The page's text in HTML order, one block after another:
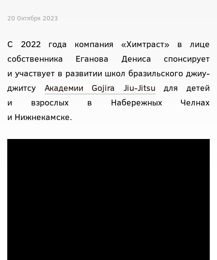
20 Октября 2023
С 2022 года компания «Химтраст» в лице
собственника Еганова Дениса спонсирует
и участвует в развитии школ бразильского джиу-
джитсу Академии Gojira Jiu-Jitsu для детей
и взрослых в Набережных Челнах
и Нижнекамске.